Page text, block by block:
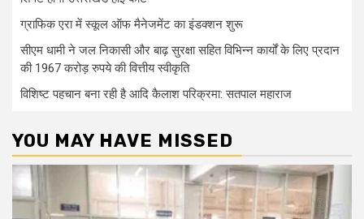
ग्राफिक एरा में स्कूल ऑफ मैनेजमेंट का इंडक्शन शुरू
सीएम धामी ने जल निकासी और बाढ़ सुरक्षा सहित विभिन्न कार्यों के लिए प्रदान
की 1967 करोड़ रुपये की वित्तीय स्वीकृति
विशिष्ट पहचान बना रही है आदि कैलाश परिक्रमा: सतपाल महाराज
YOU MAY HAVE MISSED